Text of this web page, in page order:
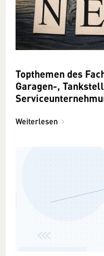
Topthemen des
Garagen-,
Weiterlesen